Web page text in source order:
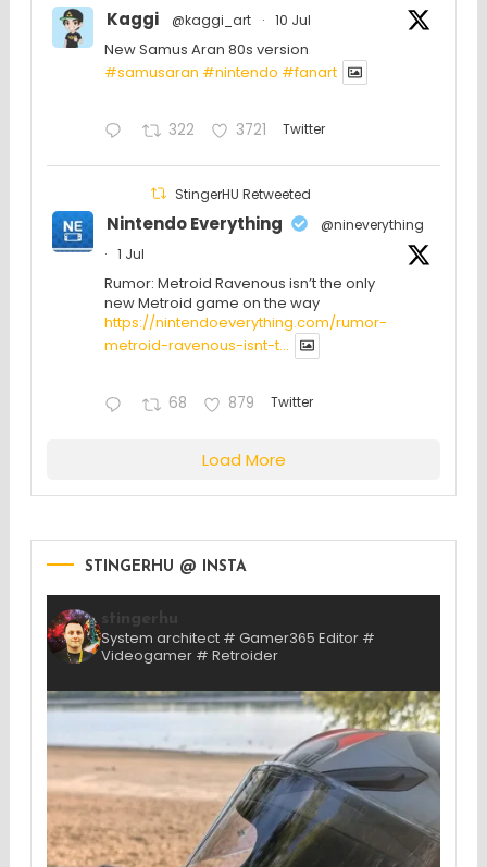
Kaggi @kaggi_art · 10 Jul
New Samus Aran 80s version
#samusaran #nintendo #fanartㅤㅤㅤㅤ
322 3721 Twitter
StingerHU Retweeted
Nintendo Everything
@nineverything
·
1 Jul
Rumor: Metroid Ravenous isn’t the only
new Metroid game on the way
https://nintendoeverything.com/rumor-
metroid-ravenous-isnt-t...
68 879 Twitter
Load More
STINGERHU @ INSTA
System architect # Gamer365 Editor #
Videogamer # Retroider